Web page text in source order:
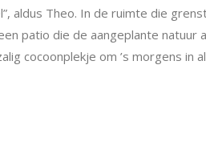
aldus Theo. In de ruimte die
patio die de aangeplante natuur
cocoonplekje om ’s morgens in